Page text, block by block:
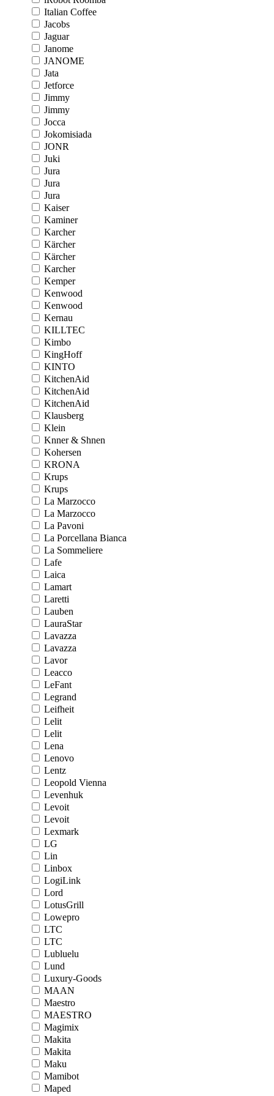
Italian Coffee
Jacobs
Jaguar
Janome
JANOME
Jata
Jetforce
Jimmy
Jimmy
Jocca
Jokomisiada
JONR
Juki
Jura
Jura
Jura
Kaiser
Kaminer
Karcher
Kärcher
Kärcher
Karcher
Kemper
Kenwood
Kenwood
Kernau
KILLTEC
Kimbo
KingHoff
KINTO
KitchenAid
KitchenAid
KitchenAid
Klausberg
Klein
Knner & Shnen
Kohersen
KRONA
Krups
Krups
La Marzocco
La Marzocco
La Pavoni
La Porcellana Bianca
La Sommeliere
Lafe
Laica
Lamart
Laretti
Lauben
LauraStar
Lavazza
Lavazza
Lavor
Leacco
LeFant
Legrand
Leifheit
Lelit
Lelit
Lena
Lenovo
Lentz
Leopold Vienna
Levenhuk
Levoit
Levoit
Lexmark
LG
Lin
Linbox
LogiLink
Lord
LotusGrill
Lowepro
LTC
LTC
Lubluelu
Lund
Luxury-Goods
MAAN
Maestro
MAESTRO
Magimix
Makita
Makita
Maku
Mamibot
Maped